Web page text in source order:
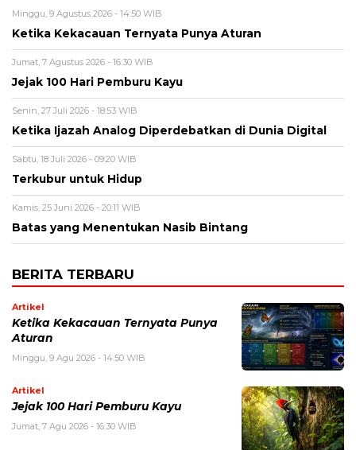
Minggu, 9 Agustus 2026 - 14:50 WIB
Ketika Kekacauan Ternyata Punya Aturan
Jumat, 7 Agustus 2026 - 16:30 WIB
Jejak 100 Hari Pemburu Kayu
Senin, 27 Juli 2026 - 18:53 WIB
Ketika Ijazah Analog Diperdebatkan di Dunia Digital
Sabtu, 18 Juli 2026 - 09:20 WIB
Terkubur untuk Hidup
Kamis, 25 Juni 2026 - 20:11 WIB
Batas yang Menentukan Nasib Bintang
BERITA TERBARU
Artikel
Ketika Kekacauan Ternyata Punya
Aturan
Minggu, 9 Agu 2026 - 14:50 WIB
Artikel
Jejak 100 Hari Pemburu Kayu
Jumat, 7 Agu 2026 - 16:30 WIB